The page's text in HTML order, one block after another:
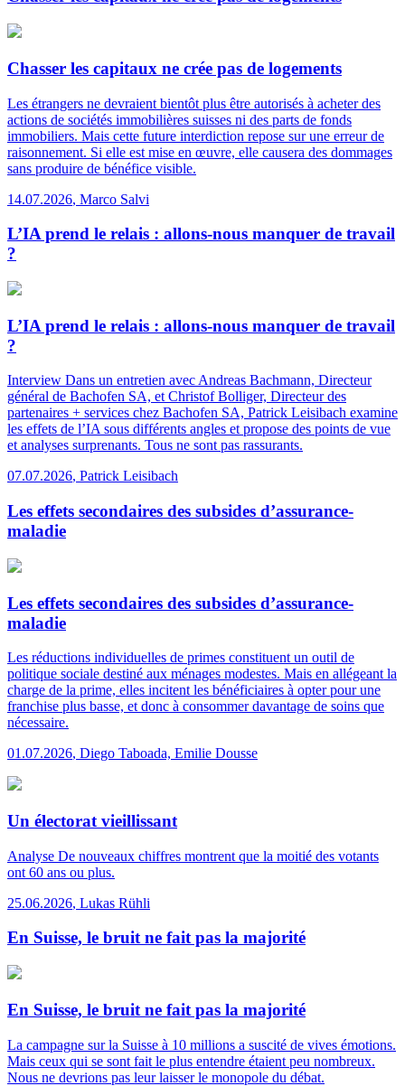
Chasser les capitaux ne crée pas de logements
Les étrangers ne devraient bientôt plus être autorisés à acheter des
actions de sociétés immobilières suisses ni des parts de fonds
immobiliers. Mais cette future interdiction repose sur une erreur de
raisonnement. Si elle est mise en œuvre, elle causera des dommages
sans produire de bénéfice visible.
14.07.2026, Marco Salvi
L’IA prend le relais : allons-nous manquer de travail
?
L’IA prend le relais : allons-nous manquer de travail
?
Interview Dans un entretien avec Andreas Bachmann, Directeur
général de Bachofen SA, et Christof Bolliger, Directeur des
partenaires + services chez Bachofen SA, Patrick Leisibach examine
les effets de l’IA sous différents angles et propose des points de vue
et analyses surprenants. Tous ne sont pas rassurants.
07.07.2026, Patrick Leisibach
Les effets secondaires des subsides d’assurance-
maladie
Les effets secondaires des subsides d’assurance-
maladie
Les réductions individuelles de primes constituent un outil de
politique sociale destiné aux ménages modestes. Mais en allégeant la
charge de la prime, elles incitent les bénéficiaires à opter pour une
franchise plus basse, et donc à consommer davantage de soins que
nécessaire.
01.07.2026, Diego Taboada, Emilie Dousse
Un électorat vieillissant
Analyse De nouveaux chiffres montrent que la moitié des votants
ont 60 ans ou plus.
25.06.2026, Lukas Rühli
En Suisse, le bruit ne fait pas la majorité
En Suisse, le bruit ne fait pas la majorité
La campagne sur la Suisse à 10 millions a suscité de vives émotions.
Mais ceux qui se sont fait le plus entendre étaient peu nombreux.
Nous ne devrions pas leur laisser le monopole du débat.